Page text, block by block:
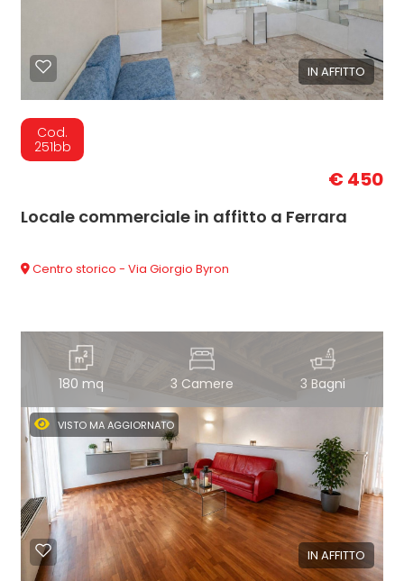
IN AFFITTO
Cod.
251bb
€ 450
Locale commerciale in affitto a Ferrara
Centro storico - Via Giorgio Byron
180 mq 3 Camere 3 Bagni
IN AFFITTO
VISTO MA AGGIORNATO